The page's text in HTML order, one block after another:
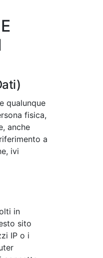
qualunque
fisica,
anche
a
ivi
in
sito
IP o i